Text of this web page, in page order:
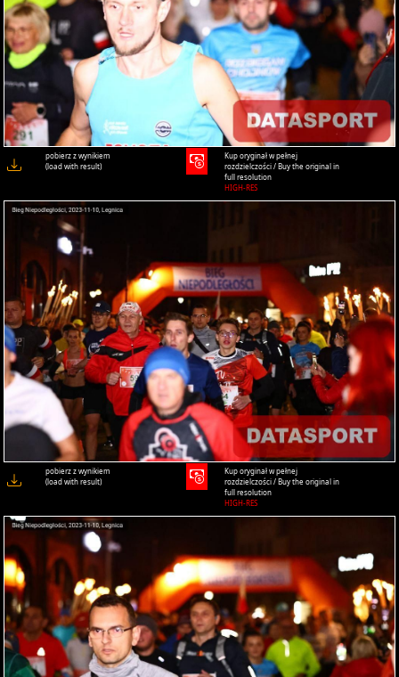
pobierz z wynikiem
(load with result)
Kup oryginał w pełnej
rozdzielczości / Buy the original in
full resolution
HIGH-RES
pobierz z wynikiem
(load with result)
Kup oryginał w pełnej
rozdzielczości / Buy the original in
full resolution
HIGH-RES